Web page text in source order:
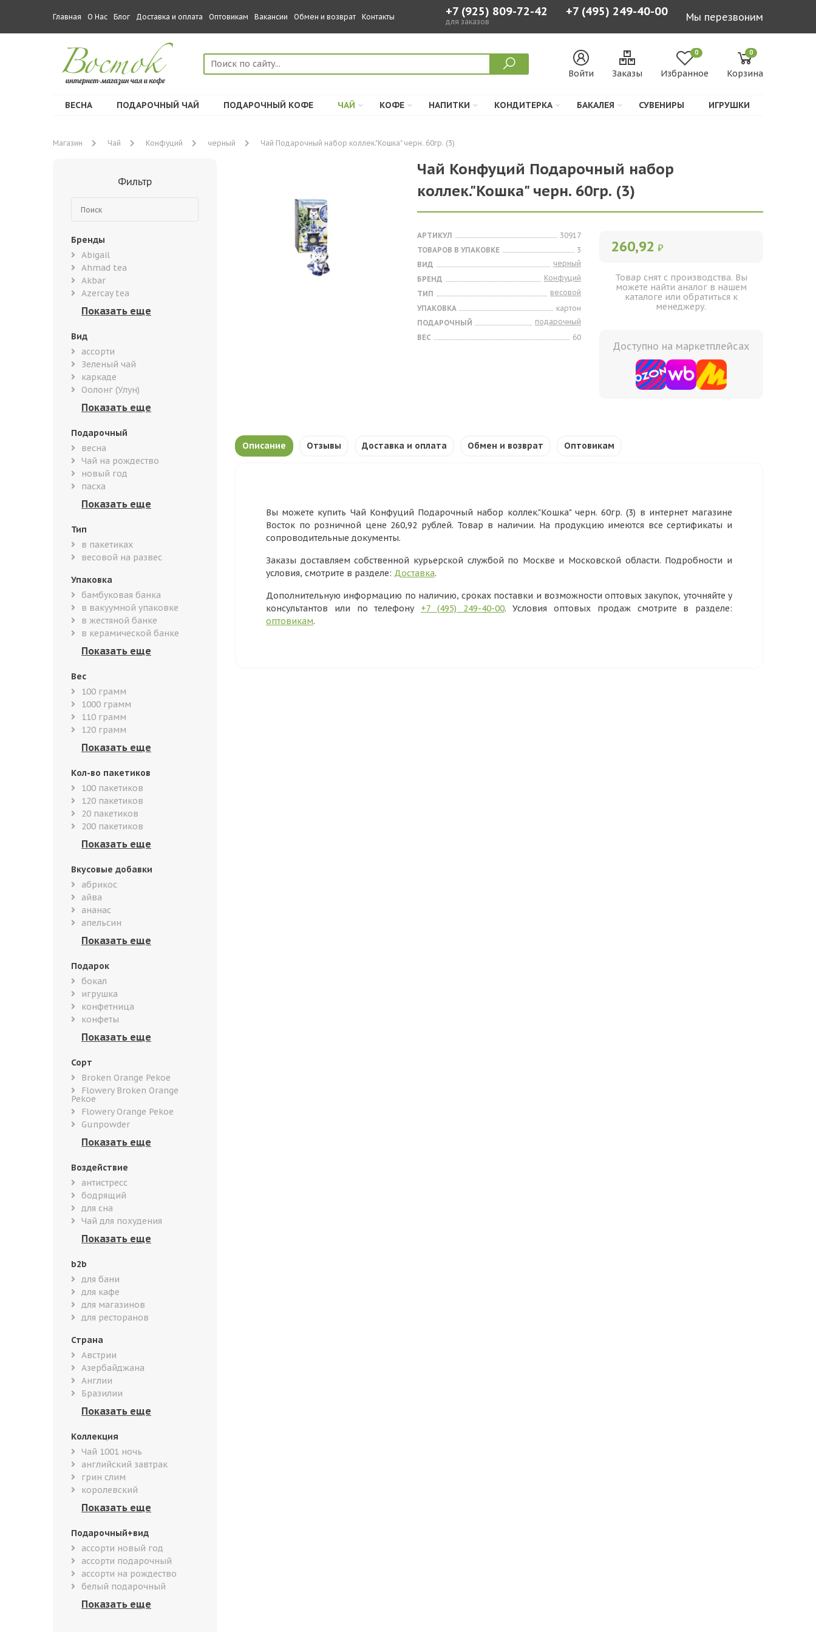
Главная О Нас Блог Доставка и оплата Оптовикам Вакансии Обмен и возврат Контакты +7 (925) 809-72-42
для заказов
+7 (495) 249-40-00 Мы перезвоним
Войти Заказы
0
Избранное
0
Корзина
ВЕСНА ПОДАРОЧНЫЙ ЧАЙ ПОДАРОЧНЫЙ КОФЕ ЧАЙ КОФЕ НАПИТКИ КОНДИТЕРКА БАКАЛЕЯ СУВЕНИРЫ ИГРУШКИ
Магазин Чай Конфуций черный Чай Подарочный набор коллек."Кошка" черн. 60гр. (3)
Фильтр
Бренды
Abigail
Ahmad tea
Akbar
Azercay tea
Вид
ассорти
Зеленый чай
каркаде
Оолонг (Улун)
Подарочный
весна
Чай на рождество
новый год
пасха
Тип
в пакетиках
весовой на развес
Упаковка
бамбуковая банка
в вакуумной упаковке
в жестяной банке
в керамической банке
Вес
100 грамм
1000 грамм
110 грамм
120 грамм
Кол-во пакетиков
100 пакетиков
120 пакетиков
20 пакетиков
200 пакетиков
Вкусовые добавки
абрикос
айва
ананас
апельсин
Подарок
бокал
игрушка
конфетница
конфеты
Сорт
Broken Orange Pekoe
Flowery Broken Orange
Pekoe
Flowery Orange Pekoe
Gunpowder
Воздействие
антистресс
бодрящий
для сна
Чай для похудения
b2b
для бани
для кафе
для магазинов
для ресторанов
Страна
Австрии
Азербайджана
Англии
Бразилии
Коллекция
Чай 1001 ночь
английский завтрак
грин слим
королевский
Подарочный+вид
ассорти новый год
ассорти подарочный
ассорти на рождество
белый подарочный
Чай Конфуций Подарочный набор
коллек."Кошка" черн. 60гр. (3)
АРТИКУЛ
30917
ТОВАРОВ В УПАКОВКЕ
3
ВИД
черный
БРЕНД
Конфуций
ТИП
весовой
УПАКОВКА
картон
ПОДАРОЧНЫЙ
подарочный
ВЕС
60
260,92 ₽
Товар снят с производства. Вы
можете найти аналог в нашем
каталоге или обратиться к
менеджеру.
Доступно на маркетплейсах
Описание Отзывы Доставка и оплата Обмен и возврат Оптовикам
Вы можете купить Чай Конфуций Подарочный набор коллек."Кошка" черн. 60гр. (3) в интернет магазине
Восток по розничной цене 260,92 рублей. Товар в наличии. На продукцию имеются все сертификаты и
сопроводительные документы.
Заказы доставляем собственной курьерской службой по Москве и Московской области. Подробности и
условия, смотрите в разделе: Доставка.
Дополнительную информацию по наличию, сроках поставки и возможности оптовых закупок, уточняйте у
консультантов или по телефону +7 (495) 249-40-00. Условия оптовых продаж смотрите в разделе:
оптовикам.